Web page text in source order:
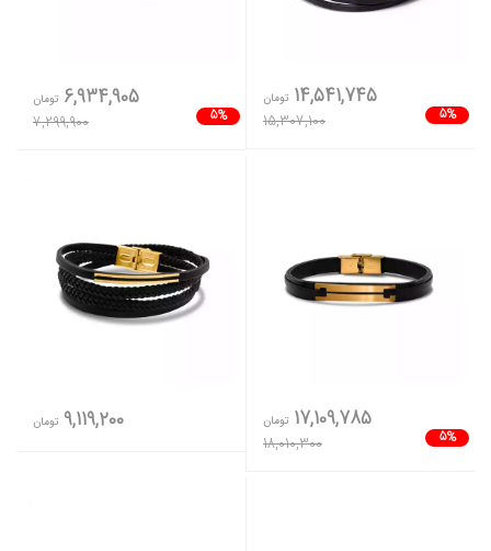
5%
14,541,745 تومان
15,307,100
5%
6,934,905 تومان
7,299,900
5%
17,109,785 تومان
18,010,300
9,119,200 تومان